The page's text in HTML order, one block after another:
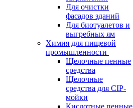
Для очистки
фасадов зданий
Для биотуалетов и
выгребных ям
Химия для пищевой
промышленности
Щелочные пенные
средства
Щелочные
средства для CIP-
мойки
Кислотные пенные